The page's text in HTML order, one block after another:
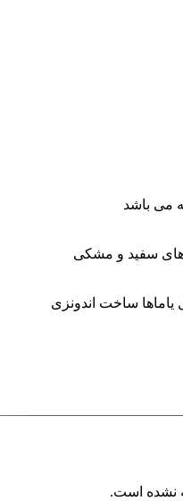
می باشد
سفید و مشکی
یاماها ساخت اندونزی
نشده است.